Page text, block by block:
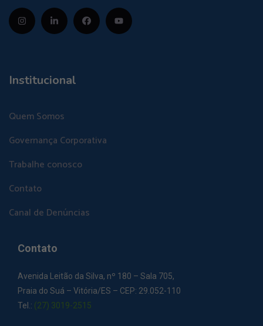
Institucional
Quem Somos
Governança Corporativa
Trabalhe conosco
Contato
Canal de Denúncias
Contato
Avenida Leitão da Silva, nº 180 – Sala 705,
Praia do Suá – Vitória/ES – CEP: 29.052-110
Tel.: (27) 3019-2515